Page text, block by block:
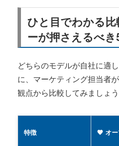
ひと目でわかる
ーが押さえるべ
どちらのモデルが自社に適
に、マーケティング担当者
観点から比較してみましょう
特徴 🧡 オ